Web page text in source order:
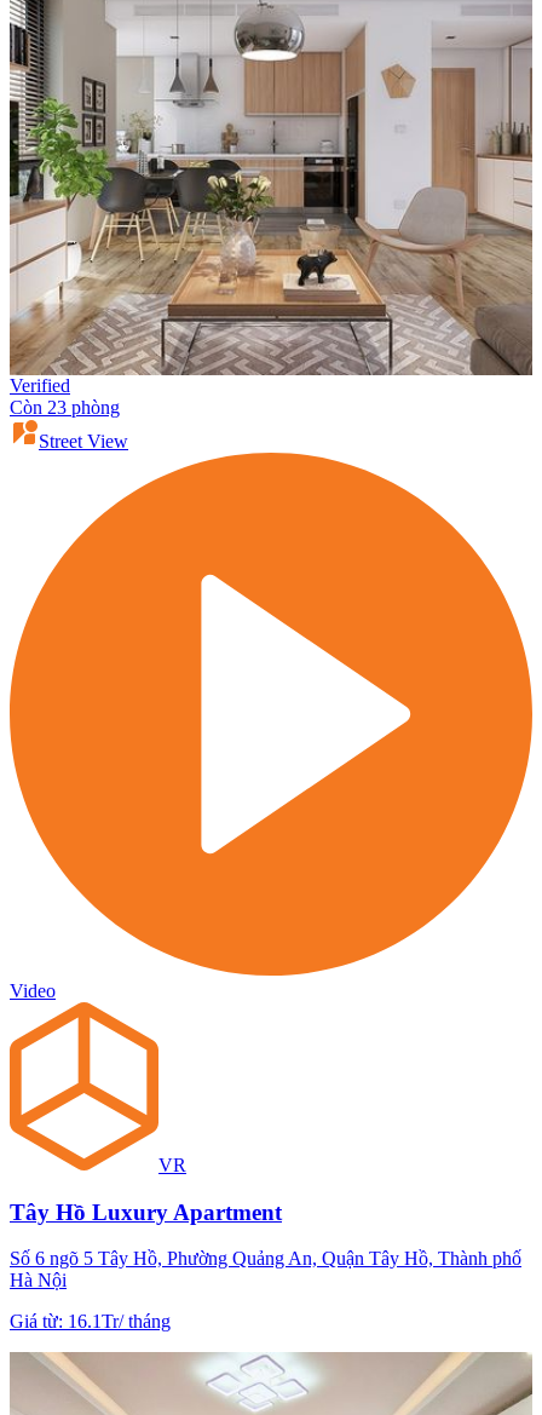
Verified
Còn 23 phòng
Street View
Video
VR
Tây Hồ Luxury Apartment
Số 6 ngõ 5 Tây Hồ, Phường Quảng An, Quận Tây Hồ, Thành phố
Hà Nội
Giá từ: 16.1Tr/tháng